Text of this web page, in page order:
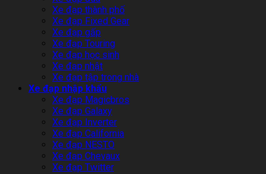
Xe đạp thành phố
Xe đạp Fixed Gear
Xe đạp gấp
Xe đạp Touring
Xe đạp học sinh
Xe đạp nhật
Xe đạp tập trong nhà
Xe đạp nhập khẩu
Xe đạp Magicbros
Xe đạp Galaxy
Xe đạp Inverter
Xe đạp California
Xe đạp NESTO
Xe đạp Chevaux
Xe đạp Twitter